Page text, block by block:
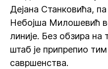
Дејана Станковића,
Небојша Милошевић
линије. Без обзира на
штаб је припрепио
савршенства.